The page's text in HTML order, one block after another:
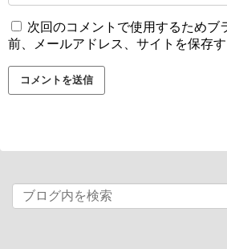
次回のコメントで使用するためブ
前、メールアドレス、サイトを保存す